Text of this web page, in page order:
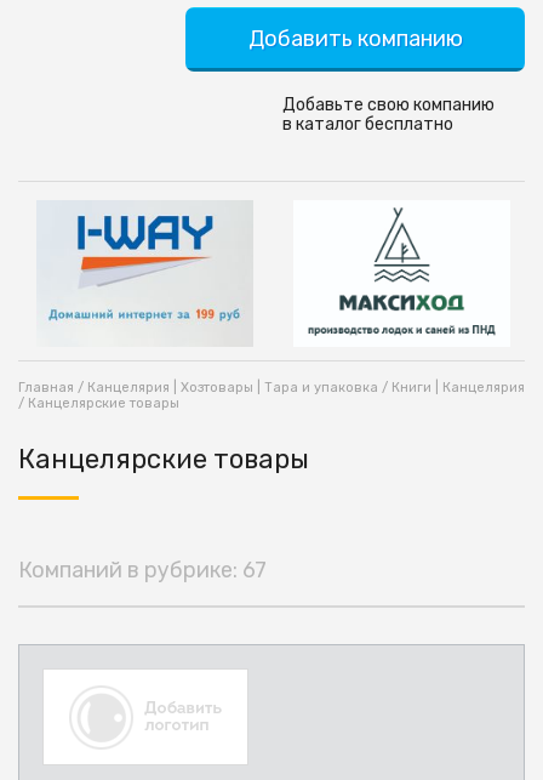
Добавить компанию
Добавьте свою компанию
в каталог бесплатно
Главная / Канцелярия | Хозтовары | Тара и упаковка / Книги | Канцелярия
/ Канцелярские товары
Канцелярские товары
Компаний в рубрике: 67